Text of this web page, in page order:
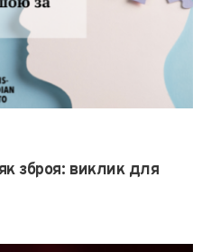
зброя: виклик для